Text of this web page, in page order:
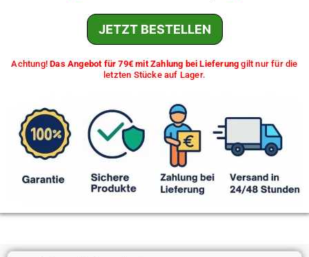
JETZT BESTELLEN
Achtung!Das Angebot für 79€ mit Zahlung bei Lieferung gilt nur für die
letzten Stücke auf Lager.